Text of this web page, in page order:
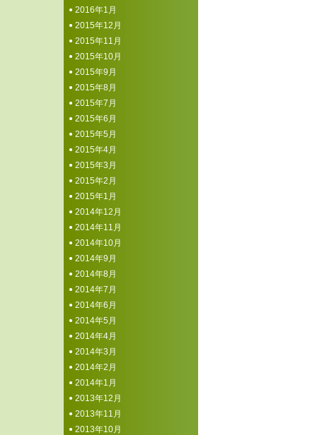
2016年1月
2015年12月
2015年11月
2015年10月
2015年9月
2015年8月
2015年7月
2015年6月
2015年5月
2015年4月
2015年3月
2015年2月
2015年1月
2014年12月
2014年11月
2014年10月
2014年9月
2014年8月
2014年7月
2014年6月
2014年5月
2014年4月
2014年3月
2014年2月
2014年1月
2013年12月
2013年11月
2013年10月